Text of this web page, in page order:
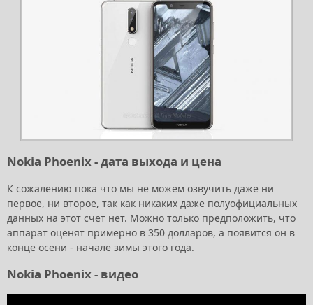
Nokia Phoenix - дата выхода и цена
К сожалению пока что мы не можем озвучить даже ни
первое, ни второе, так как никаких даже полуофициальных
данных на этот счет нет. Можно только предположить, что
аппарат оценят примерно в 350 долларов, а появится он в
конце осени - начале зимы этого года.
Nokia Phoenix - видео